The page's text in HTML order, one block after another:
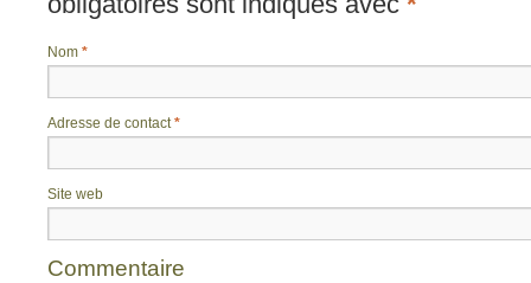
Nom *
Adresse de contact*
Site web
Commentaire